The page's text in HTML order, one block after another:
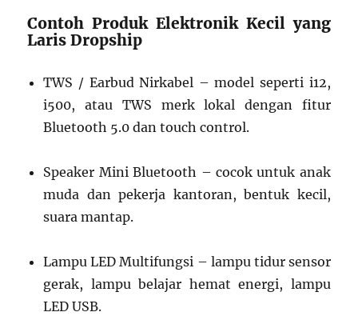
Contoh Produk Elektronik Kecil yang
Laris Dropship
TWS / Earbud Nirkabel – model seperti i12,
i500, atau TWS merk lokal dengan fitur
Bluetooth 5.0 dan touch control.
Speaker Mini Bluetooth – cocok untuk anak
muda dan pekerja kantoran, bentuk kecil,
suara mantap.
Lampu LED Multifungsi – lampu tidur sensor
gerak, lampu belajar hemat energi, lampu
LED USB.